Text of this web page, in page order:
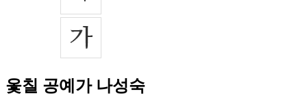
옻칠 공예가 나성숙